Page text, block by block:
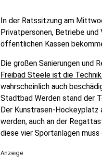
In der Ratssitzung am
Privatpersonen, Betriebe und
öffentlichen Kassen
Die großen Sanierungen und
Freibad Steele ist die
wahrscheinlich auch
Stadtbad Werden stand der
Der Kunstrasen-Hockeyplatz
werden, auch an der
diese vier Sportanlagen
Anzeige